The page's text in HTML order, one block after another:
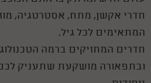
חדרי אקשן, מתח, אסטרטגיה,
המתאימים לכל גיל.
חדרים המחזיקים ברמה
ובתפאורה מושקעת שתעניק לכם